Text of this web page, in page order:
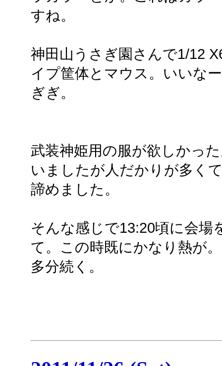
すね。
神田山うさぎ園さんで1/12
イプ筐体とマウス。いいな
ぎぎ。
武装神姫用の服が欲しかっ
いましたが人だかりが多く
諦めました。
そんな感じで13:20頃に会場
て。この時既にかなり熱が。
多分続く。